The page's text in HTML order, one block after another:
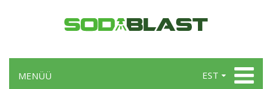
EST
MENÜÜ